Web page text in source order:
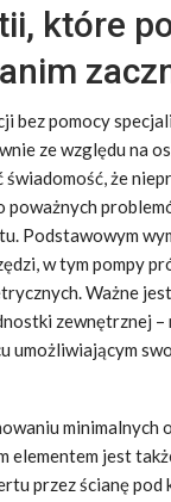
które
bez pomocy
ze względu na
świadomość, że
poważnych
Podstawowym
w tym pompy
Ważne
zewnętrznej –
umożliwiającym
minimalnych
elementem jest
przez ścianę pod